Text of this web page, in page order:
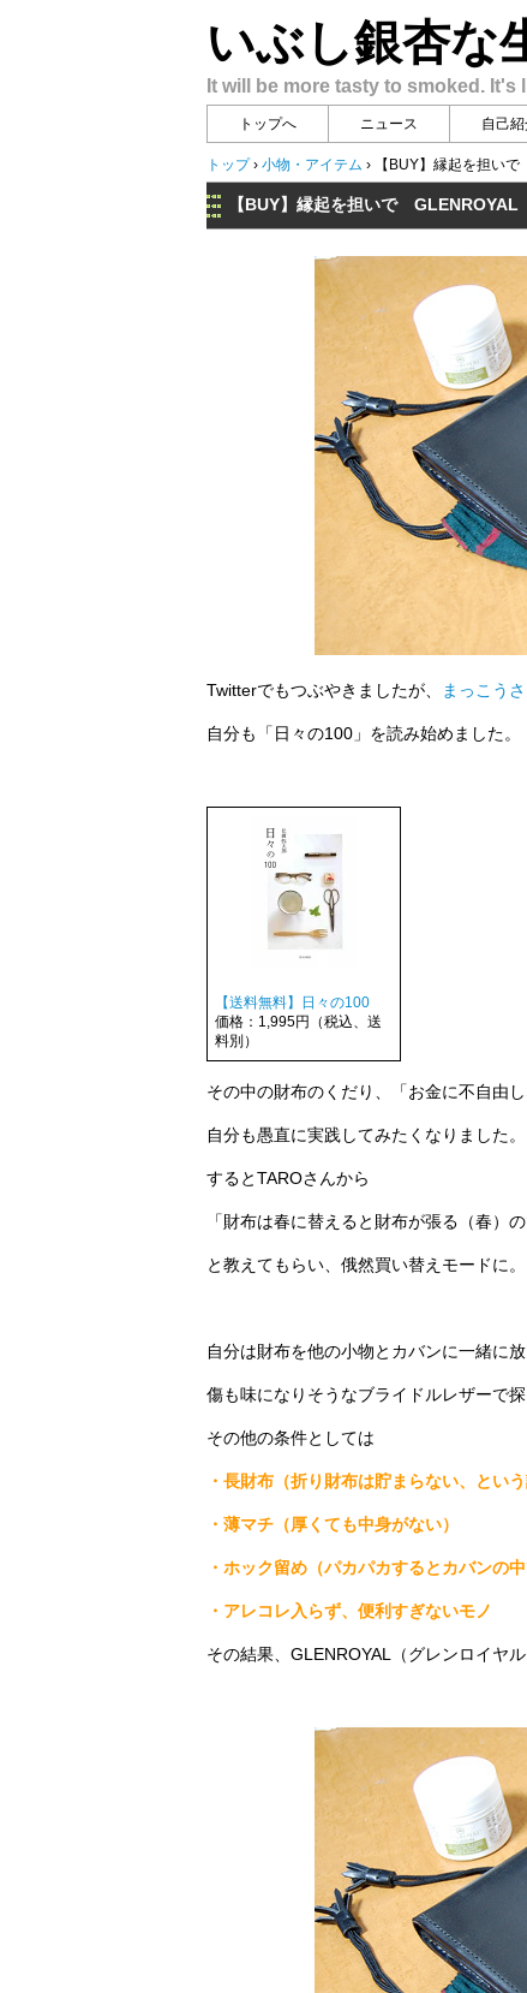
いぶし銀杏な
It will be more tasty to smoked. It's
トップへ ニュース 自己
トップ › 小物・アイテム › 【BUY】縁起を担い
【BUY】縁起を担いで GLENROYAL
Twitterでもつぶやきましたが、 まっこう
自分も「日々の100」を読み始めました。
【送料無料】日々の100
価格：1,995円（税込、送
料別）
その中の財布のくだり、「お金に不自由
自分も愚直に実践してみたくなりました。
するとTAROさんから
「財布は春に替えると財布が張る（春）の
と教えてもらい、俄然買い替えモードに。
自分は財布を他の小物とカバンに一緒に放
傷も味になりそうなブライドルレザーで探
その他の条件としては
・長財布（折り財布は貯まらない、という
・薄マチ（厚くても中身がない）
・ホック留め（パカパカするとカバンの中
・アレコレ入らず、便利すぎないモノ ・
その結果、GLENROYAL（グレンロイヤ